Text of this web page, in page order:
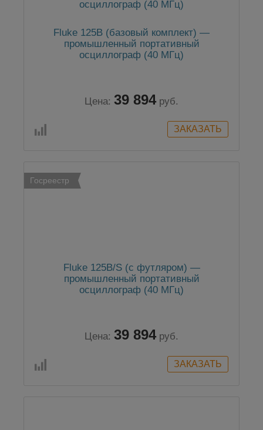
Fluke 125B (базовый комплект) —
промышленный портативный
осциллограф (40 МГц)
Цена: 39 894 руб.
Госреестр
Fluke 125B/S (с футляром) —
промышленный портативный
осциллограф (40 МГц)
Цена: 39 894 руб.